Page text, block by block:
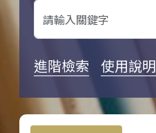
進階檢索 使用說明